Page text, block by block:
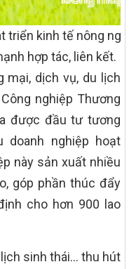
triển kinh tế nông
hợp tác, liên kết.
mại, dịch vụ, du lịch
nghiệp Thương
được đầu tư tương
doanh nghiệp hoạt
này sản xuất nhiều
góp phần thúc đẩy
cho hơn 900 lao
sinh thái… thu hút